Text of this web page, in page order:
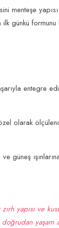
menteşe
günkü formunu
entegre
olarak
güneş
yapısı ve
yaşam